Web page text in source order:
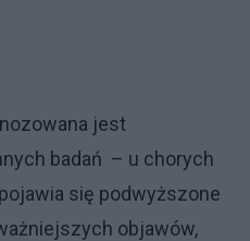
jest
badań – u chorych
się podwyższone
objawów,